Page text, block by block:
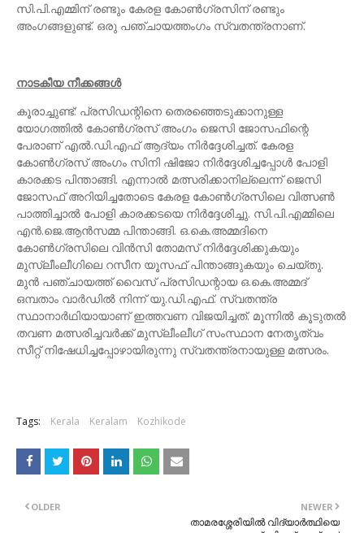
സി.പി.എമ്മിന് രണ്ടും കേരള കോൺഗ്രസിന് രണ്ടും
അംഗങ്ങളുണ്ട്. ഒരു പഞ്ചായത്തംഗം സ്വതന്ത്രനാണ്.
നാടകീയ നീക്കങ്ങൾ
കൂരാച്ചുണ്ട്: പ്രസിഡന്റിനെ തെരഞ്ഞെടുക്കാനുള്ള
യോഗത്തിൽ കോൺഗ്രസ് അംഗം ജെസി ജോസഫിന്റെ
പേരാണ് എൽ.ഡി.എഫ് ആദ്യം നിർദ്ദേശിച്ചത്. കേരള
കോൺഗ്രസ് അംഗം സിനി ഷിജോ നിർദ്ദേശിച്ചപ്പോൾ പോളി
കാരക്കട പിന്താങ്ങി. എന്നാൽ മത്സരിക്കാനില്ലെന്ന് ജെസി
ജോസഫ് അറിയിച്ചതോടെ കേരള കോൺഗ്രസിലെ വിത്സൺ
പാത്തിച്ചാൽ പോളി കാരക്കടയെ നിർദ്ദേശിച്ചു. സി.പി.എമ്മിലെ
എൻ.ജെ.ആൻസമ്മ പിന്താങ്ങി. ഒ.കെ.അമ്മദിനെ
കോൺഗ്രസിലെ വിൻസി തോമസ് നിർദ്ദേശിക്കുകയും
മുസ്ലീംലീഗിലെ റസീന യൂസഫ് പിന്താങ്ങുകയും ചെയ്തു.
മുൻ പഞ്ചായത്ത് വൈസ് പ്രസിഡന്റായ ഒ.കെ.അമ്മദ്
ഒമ്പതാം വാർഡിൽ നിന്ന് യു.ഡി.എഫ്. സ്വതന്ത്ര
സ്ഥാനാർഥിയായാണ് ഇത്തവണ വിജയിച്ചത്. മൂന്നിൽ കൂടുതൽ
തവണ മത്സരിച്ചവർക്ക് മുസ്ലീംലീഗ് സംസ്ഥാന നേതൃത്വം
സീറ്റ് നിഷേധിച്ചപ്പോഴായിരുന്നു സ്വതന്ത്രനായുള്ള മത്സരം.
Tags: Kerala Keralam Kozhikode
NEWER
താമരശ്ശേരിയിൽ വിദ്യാർത്ഥിയെ
OLDER